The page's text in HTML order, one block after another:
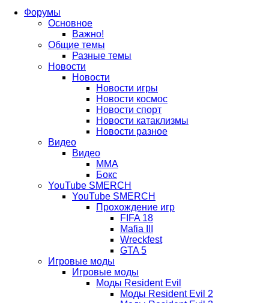
вкладке)
вкладке)
новой
вкладке)
в
новой
вкладке)
(Откроется
новой
вкладке)
Форумы
Основное
Важно!
Общие темы
Разные темы
Новости
Новости
Новости игры
Новости космос
Новости спорт
Новости катаклизмы
Новости разное
Видео
Видео
ММА
Бокс
YouTube SMERCH
YouTube SMERCH
Прохождение игр
FIFA 18
Mafia III
Wreckfest
GTA 5
Игровые моды
Игровые моды
Моды Resident Evil
Моды Resident Evil 2